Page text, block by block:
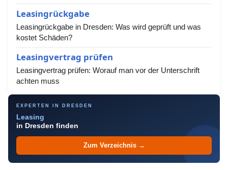
Leasingrückgabe
Leasingrückgabe in Dresden: Was wird geprüft und was
kostet Schäden?
Leasingvertrag prüfen
Leasingvertrag prüfen: Worauf man vor der Unterschrift
achten muss
EXPERTEN IN DRESDEN
Leasing
in Dresden finden
Zum Verzeichnis →